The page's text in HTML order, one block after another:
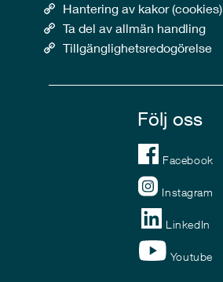
Hantering av kakor (cookies)
Ta del av allmän handling
Tillgänglighetsredogörelse
Följ oss
Facebook
Instagram
LinkedIn
Youtube